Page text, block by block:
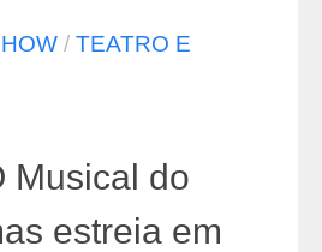
/ TEATRO E
Musical do
estreia em